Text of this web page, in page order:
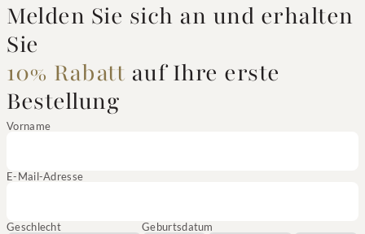
Melden Sie sich an und erhalten
Sie
10% Rabatt auf Ihre erste
Bestellung
Vorname
E-Mail-Adresse
Geschlecht Geburtsdatum